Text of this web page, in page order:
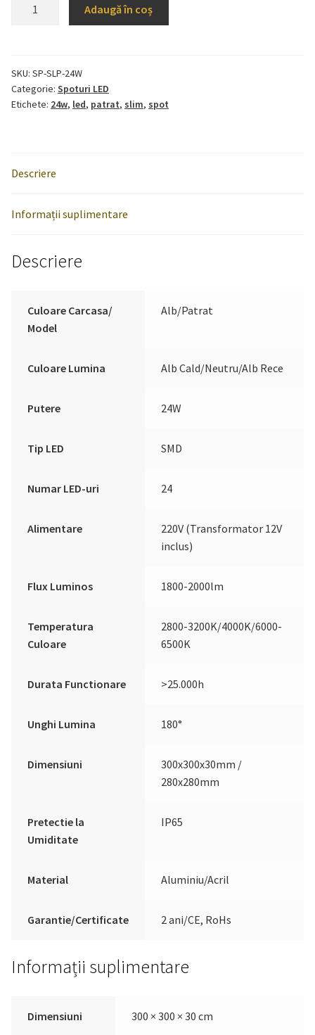
Slim
Patrat
Adaugă în coș
SKU: SP-SLP-24W
Categorie: Spoturi LED
Etichete: 24w, led, patrat, slim, spot
Descriere
Informații suplimentare
Descriere
Culoare Carcasa/
Model
Alb/Patrat
Culoare Lumina Alb Cald/Neutru/Alb Rece
Putere 24W
Tip LED SMD
Numar LED-uri 24
Alimentare
220V (Transformator 12V
inclus)
Flux Luminos 1800-2000lm
Temperatura
Culoare
2800-3200K/4000K/6000-
6500K
Durata Functionare >25.000h
Unghi Lumina 180°
Dimensiuni
300x300x30mm /
280x280mm
Pretectie la
Umiditate
IP65
Material Aluminiu/Acril
Garantie/Certificate 2 ani/CE, RoHs
Informații suplimentare
Dimensiuni 300 × 300 × 30 cm